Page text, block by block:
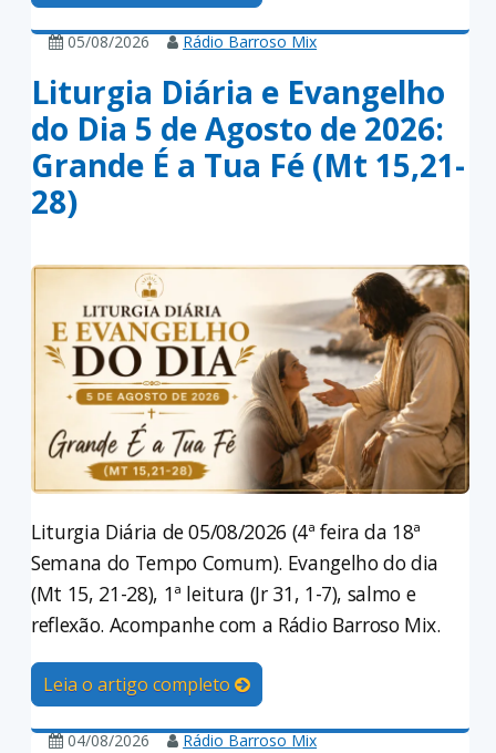
05/08/2026 Rádio Barroso Mix
Liturgia Diária e Evangelho
do Dia 5 de Agosto de 2026:
Grande É a Tua Fé (Mt 15,21-
28)
Liturgia Diária de 05/08/2026 (4ª feira da 18ª
Semana do Tempo Comum). Evangelho do dia
(Mt 15, 21-28), 1ª leitura (Jr 31, 1-7), salmo e
reflexão. Acompanhe com a Rádio Barroso Mix.
Leia o artigo completo
04/08/2026 Rádio Barroso Mix